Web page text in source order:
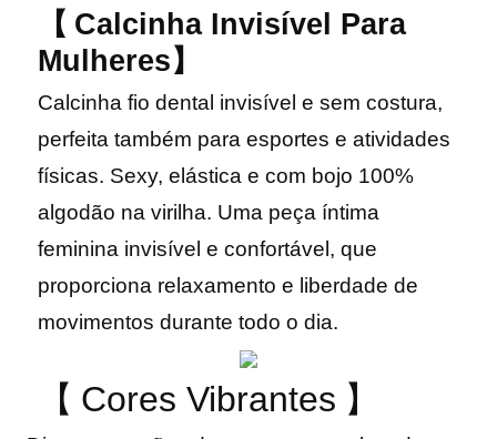
【 Calcinha Invisível Para
Mulheres】
Calcinha fio dental invisível e sem costura,
perfeita também para esportes e atividades
físicas. Sexy, elástica e com bojo 100%
algodão na virilha. Uma peça íntima
feminina invisível e confortável, que
proporciona relaxamento e liberdade de
movimentos durante todo o dia.
【 Cores Vibrantes 】